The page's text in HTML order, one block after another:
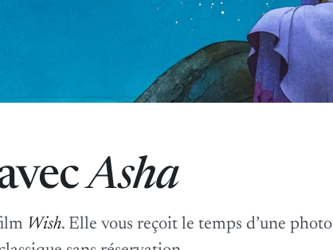
Asha
Wish. Elle vous reçoit le temps d’une photo